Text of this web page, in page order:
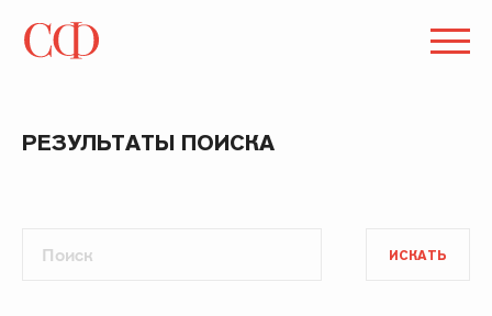
РЕЗУЛЬТАТЫ ПОИСКА
ИСКАТЬ